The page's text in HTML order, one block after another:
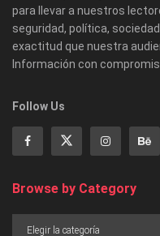
para llevar a nuestros
seguridad, política,
exactitud que nuestra
Información con
Follow Us
Browse by Category